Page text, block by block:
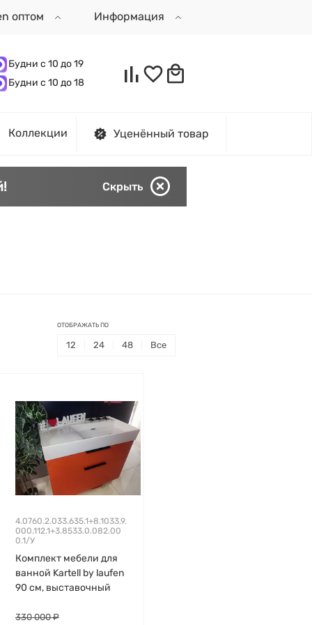
оптом Информация
Будни с 10 до 19
Будни с 10 до 18
Коллекции Уценённый товар
Скрыть
ОТОБРАЖАТЬ ПО
12 24 48 Все
4.0760.2.033.635.1+8.1033.9.
000.112.1+3.8533.0.082.00
0.1/У
Комплект мебели для
ванной Kartell by laufen
90 см, выставочный
ручке, SaphirKeramik,
330 000 ₽